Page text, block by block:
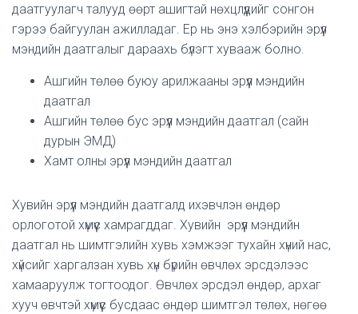
даатгуулагч талууд өөрт ашигтай нөхцлүүдийг сонгон
гэрээ байгуулан ажилладаг. Ер нь энэ хэлбэрийн эрүүл
мэндийн даатгалыг дараахь бүлэгт хувааж болно.
Ашгийн төлөө буюу арилжааны эрүүл мэндийн
даатгал
Ашгийн төлөө бус эрүүл мэндийн даатгал (сайн
дурын ЭМД)
Хамт олны эрүүл мэндийн даатгал
Хувийн эрүүл мэндийн даатгалд ихэвчлэн өндөр
орлоготой хүмүүс хамрагддаг. Хувийн эрүүл мэндийн
даатгал нь шимтгэлийн хувь хэмжээг тухайн хүний нас,
хүйсийг харгалзан хувь хүн бүрийн өвчлөх эрсдэлээс
хамааруулж тогтоодог. Өвчлөх эрсдэл өндөр, архаг
хууч өвчтэй хүмүүс бусдаас өндөр шимтгэл төлөх, нөгөө